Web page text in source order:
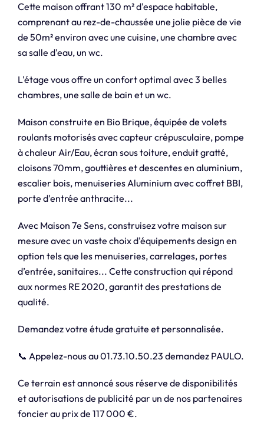
Cette maison offrant 130 m² d'espace habitable,
comprenant au rez-de-chaussée une jolie pièce de vie
de 50m² environ avec une cuisine, une chambre avec
sa salle d'eau, un wc.
L'étage vous offre un confort optimal avec 3 belles
chambres, une salle de bain et un wc.
Maison construite en Bio Brique, équipée de volets
roulants motorisés avec capteur crépusculaire, pompe
à chaleur Air/Eau, écran sous toiture, enduit gratté,
cloisons 70mm, gouttières et descentes en aluminium,
escalier bois, menuiseries Aluminium avec coffret BBI,
porte d'entrée anthracite...
Avec Maison 7e Sens, construisez votre maison sur
mesure avec un vaste choix d'équipements design en
option tels que les menuiseries, carrelages, portes
d’entrée, sanitaires... Cette construction qui répond
aux normes RE 2020, garantit des prestations de
qualité.
Demandez votre étude gratuite et personnalisée.
📞 Appelez-nous au 01.73.10.50.23 demandez PAULO.
Ce terrain est annoncé sous réserve de disponibilités
et autorisations de publicité par un de nos partenaires
foncier au prix de 117 000 €.